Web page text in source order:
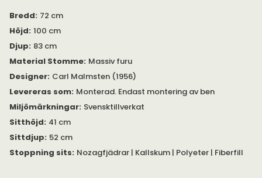
olika familjemedlemmarna. Farfar, Husmor, Vår Fru och Lilla
Syster är alla fåtöljer där formgivningen är inspirerad av dess
karaktär.
Välj någon av OH Sjögrens breda utbud av tyger och läder för
att sätta din personliga prägel på fåtöljen. Komplettera din
fåtölj med tillhörande fotpall för extra komfort och
avkoppling.
Benen är tillverkade i massiv ek och kan förhöjas med upp till 5
centimeter.
Du är välkommen att kontakta oss vid frågor eller funderingar.
Bredd: 72 cm
Höjd: 100 cm
Djup: 83 cm
Material Stomme: Massiv furu
Designer: Carl Malmsten (1956)
Levereras som: Monterad. Endast montering av ben
Miljömärkningar: Svensktillverkat
Sitthöjd: 41 cm
Sittdjup: 52 cm
Stoppning sits: Nozagfjädrar | Kallskum | Polyeter | Fiberfill